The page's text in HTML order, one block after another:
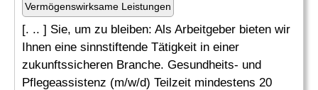
Vermögenswirksame Leistungen
[. .. ] Sie, um zu bleiben: Als Arbeitgeber bieten wir
Ihnen eine sinnstiftende Tätigkeit in einer
zukunftssicheren Branche. Gesundheits- und
Pflegeassistenz (m/w/d) Teilzeit mindestens 20